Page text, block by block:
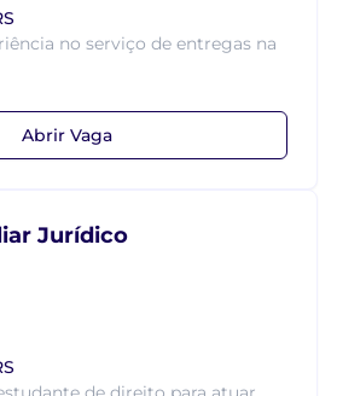
no serviço de entregas na
Abrir Vaga
Jurídico